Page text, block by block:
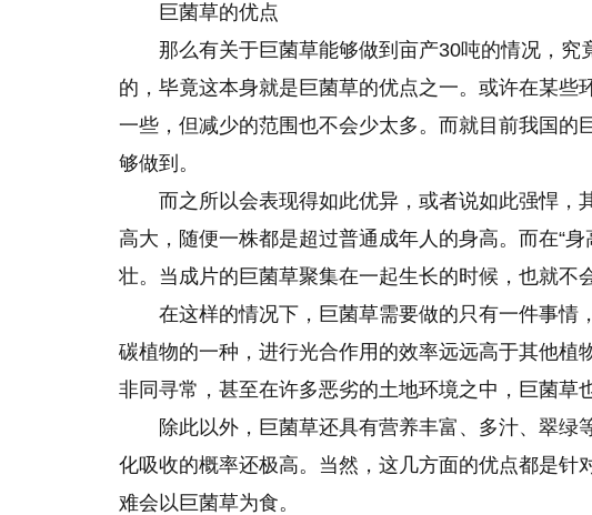
巨菌草的优点
那么有关于巨菌草能够做到亩产30吨的情况，
的，毕竟这本身就是巨菌草的优点之一。或许在某些
一些，但减少的范围也不会少太多。而就目前我国的
够做到。
而之所以会表现得如此优异，或者说如此强悍，
高大，随便一株都是超过普通成年人的身高。而在“
壮。当成片的巨菌草聚集在一起生长的时候，也就不
在这样的情况下，巨菌草需要做的只有一件事情
碳植物的一种，进行光合作用的效率远远高于其他植
非同寻常，甚至在许多恶劣的土地环境之中，巨菌草
除此以外，巨菌草还具有营养丰富、多汁、翠
化吸收的概率还极高。当然，这几方面的优点都是针
难会以巨菌草为食。